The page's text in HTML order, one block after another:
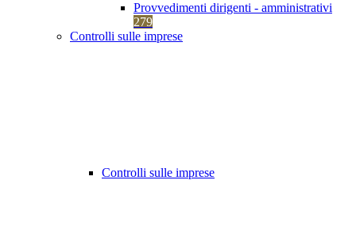
Provvedimenti dirigenti - amministrativi
279
Controlli sulle imprese
Controlli sulle imprese